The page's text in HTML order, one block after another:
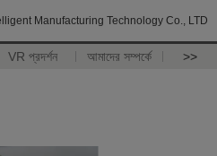
Manufacturing Technology Co., LTD
VR প্রদর্শন আমাদের সম্পর্কে >>